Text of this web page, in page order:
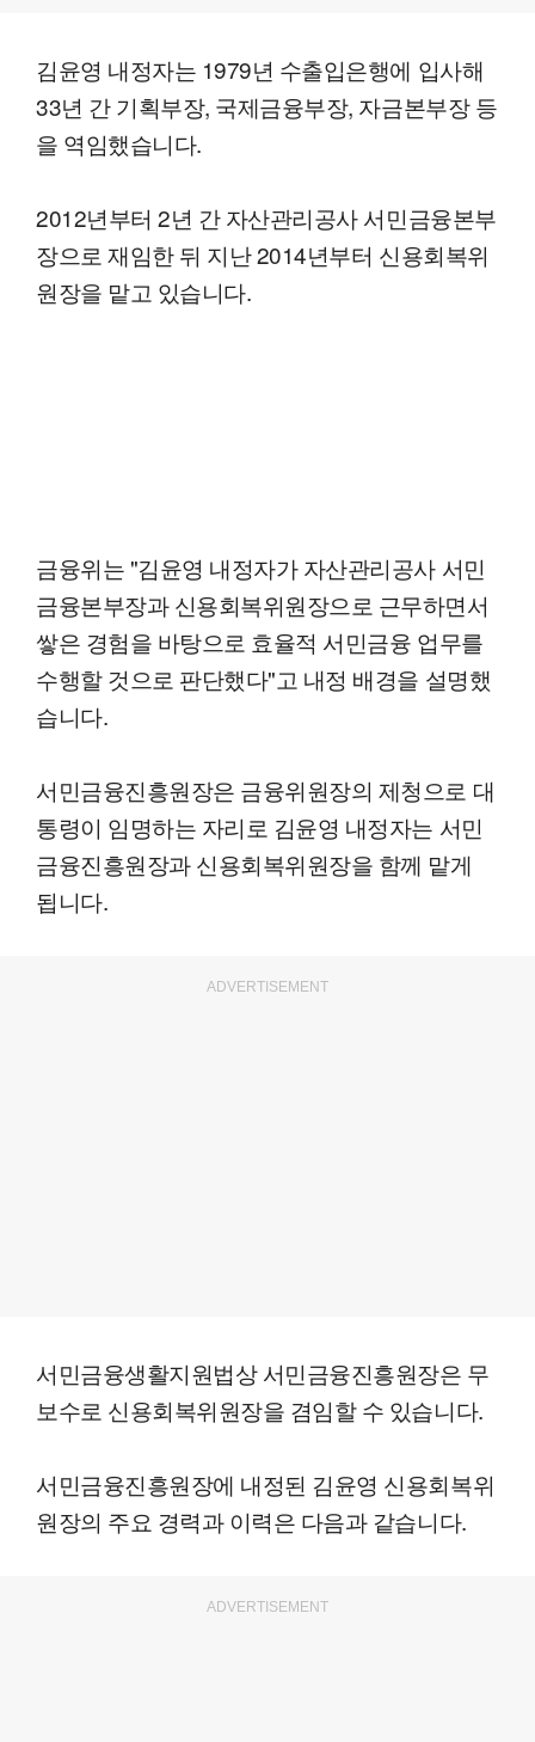
김윤영 내정자는 1979년 수출입은행에 입사해
33년 간 기획부장, 국제금융부장, 자금본부장 등
을 역임했습니다.
2012년부터 2년 간 자산관리공사 서민금융본부
장으로 재임한 뒤 지난 2014년부터 신용회복위
원장을 맡고 있습니다.
금융위는 "김윤영 내정자가 자산관리공사 서민
금융본부장과 신용회복위원장으로 근무하면서
쌓은 경험을 바탕으로 효율적 서민금융 업무를
수행할 것으로 판단했다"고 내정 배경을 설명했
습니다.
서민금융진흥원장은 금융위원장의 제청으로 대
통령이 임명하는 자리로 김윤영 내정자는 서민
금융진흥원장과 신용회복위원장을 함께 맡게
됩니다.
ADVERTISEMENT
서민금융생활지원법상 서민금융진흥원장은 무
보수로 신용회복위원장을 겸임할 수 있습니다.
서민금융진흥원장에 내정된 김윤영 신용회복위
원장의 주요 경력과 이력은 다음과 같습니다.
ADVERTISEMENT